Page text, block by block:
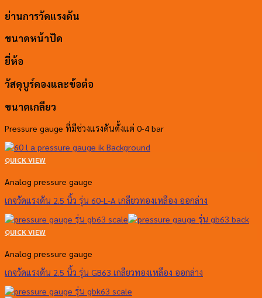
ย่านการวัดแรงดัน
ขนาดหน้าปัด
ยี่ห้อ
วัสดุบูร์ดองและข้อต่อ
ขนาดเกลียว
Pressure gauge ที่มีช่วงแรงดันตั้งแต่ 0-4 bar
QUICK VIEW
Analog pressure gauge
เกจวัดแรงดัน 2.5 นิ้ว รุ่น 60-L-A เกลียวทองเหลือง ออกล่าง
QUICK VIEW
Analog pressure gauge
เกจวัดแรงดัน 2.5 นิ้ว รุ่น GB63 เกลียวทองเหลือง ออกล่าง